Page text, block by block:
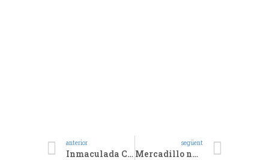
anterior
Inmaculada Concepción
següent
Mercadillo navideño de Cáritas